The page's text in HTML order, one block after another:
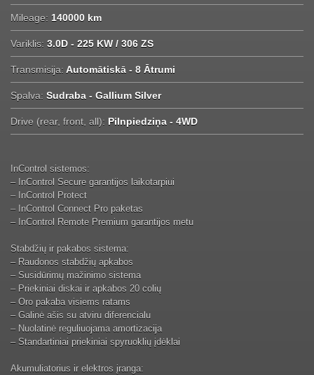
Mileage: 140000 km
Variklis: 3.0D - 225 KW / 306 ZS
Transmisija: Automātiskā - 8 Ātrumi
Spalva: Sudraba - Gallium Silver
Drive (rear, front, all): Pilnpiedziņa - 4WD
InControl sistemos:
– InControl Secure garantijos laikotarpiui
– InControl Protect
– InControl Connect Pro paketas
– InControl Remote Premium garantijos metu
Stabdžių ir pakabos sistema:
– Raudonos stabdžių apkabos
– Susidūrimų mažinimo sistema
– Priekiniai diskai ir apkabos 20 colių
– Oro pakaba visiems ratams
– Galinė ašis su atviru diferencialu
– Nuolatinė reguliuojama amortizacija
– Standartiniai priekiniai spyruoklių įdėklai
Akumuliatorius ir elektros įranga: